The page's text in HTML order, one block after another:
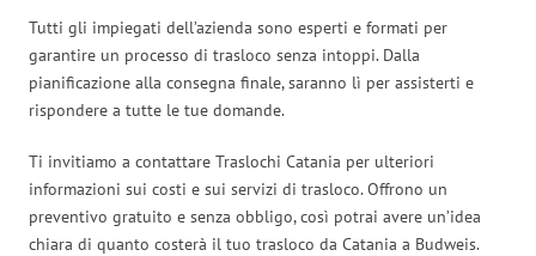
Tutti gli impiegati dell’azienda sono esperti e formati per
garantire un processo di trasloco senza intoppi. Dalla
pianificazione alla consegna finale, saranno lì per assisterti e
rispondere a tutte le tue domande.
Ti invitiamo a contattare Traslochi Catania per ulteriori
informazioni sui costi e sui servizi di trasloco. Offrono un
preventivo gratuito e senza obbligo, così potrai avere un’idea
chiara di quanto costerà il tuo trasloco da Catania a Budweis.